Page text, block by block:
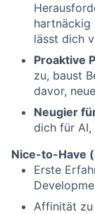
hartnäckig
lässt dich
Proaktive
zu, baust
davor,
Neugier
dich für AI,
Nice-to-Have
Erste
Affinität zu